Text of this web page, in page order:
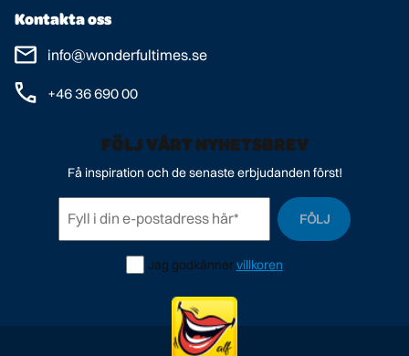
Spelregler
Användarvillkor
Personuppgiftspolicy
Kontakta oss
info@wonderfultimes.se
+46 36 690 00
FÖLJ VÅRT NYHETSBREV
Få inspiration och de senaste erbjudanden först!
FÖLJ
Jag godkännervillkoren